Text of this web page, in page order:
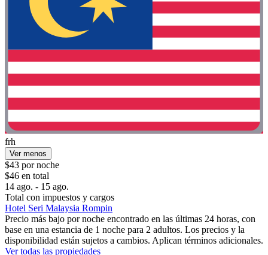
frh
Ver menos
$43 por noche
$46 en total
14 ago. - 15 ago.
Total con impuestos y cargos
Hotel Seri Malaysia Rompin
Precio más bajo por noche encontrado en las últimas 24 horas, con
base en una estancia de 1 noche para 2 adultos. Los precios y la
disponibilidad están sujetos a cambios. Aplican términos adicionales.
Ver todas las propiedades